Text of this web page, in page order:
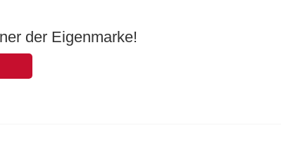
der Eigenmarke!